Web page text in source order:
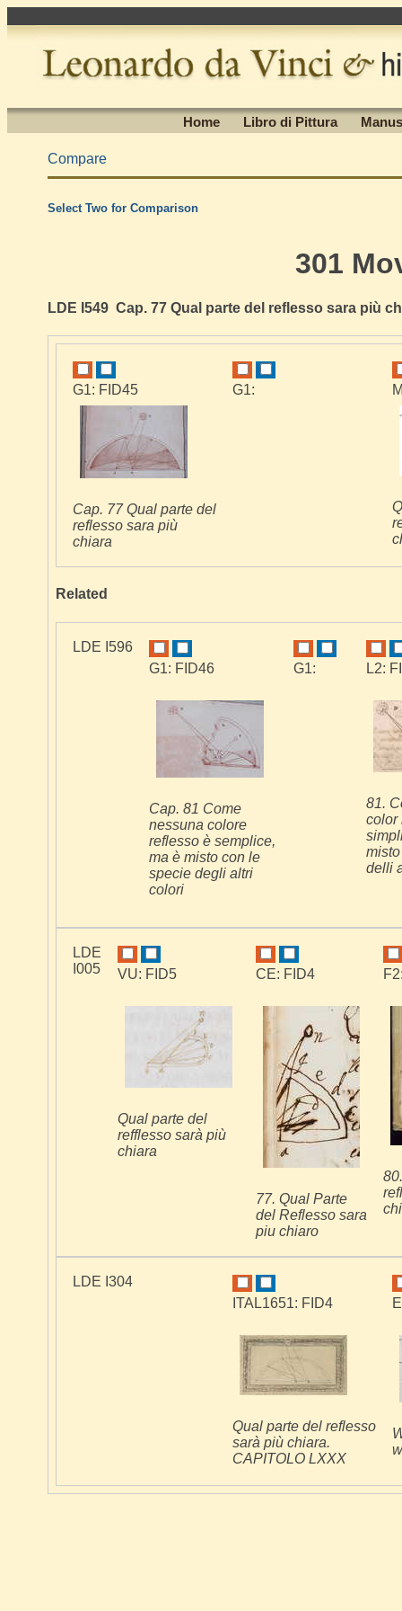
Home Libro di Pittura
Compare
Select Two for Comparison
301
LDE I549 Cap. 77 Qual parte del reflesso sara più
G1: FID45
Cap. 77 Qual parte del
reflesso sara più
chiara
G1:
Related
LDE I596
G1: FID46
Cap. 81 Come
nessuna colore
reflesso è semplice,
ma è misto con le
specie degli altri
colori
G1: L2:
81.
color
delli
LDE
I005
VU: FID5
Qual parte del
refflesso sarà più
chiara
CE: FID4
77. Qual Parte
del Reflesso sara
piu chiaro
LDE I304
ITAL1651: FID4
Qual parte del reflesso
sarà più chiara.
CAPITOLO LXXX